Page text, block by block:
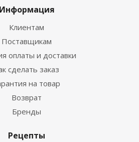
Информация
Клиентам
Поставщикам
оплаты и доставки
сделать заказ
на товар
Возврат
Бренды
Рецепты